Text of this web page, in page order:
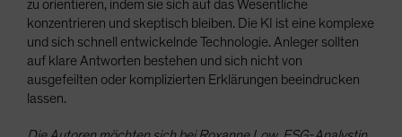
zu orientieren, indem sie sich auf das Wesentliche
konzentrieren und skeptisch bleiben. Die KI ist eine komplexe
und sich schnell entwickelnde Technologie. Anleger sollten
auf klare Antworten bestehen und sich nicht von
ausgefeilten oder komplizierten Erklärungen beeindrucken
lassen.